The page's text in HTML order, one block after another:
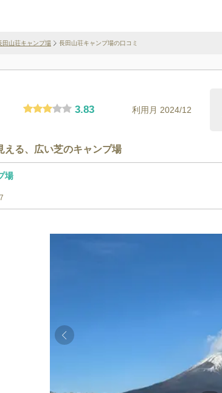
田山荘キャンプ場 長田山荘キャンプ場の口コミ
3.83 利用月 2024/12
える、広い芝のキャンプ場
場